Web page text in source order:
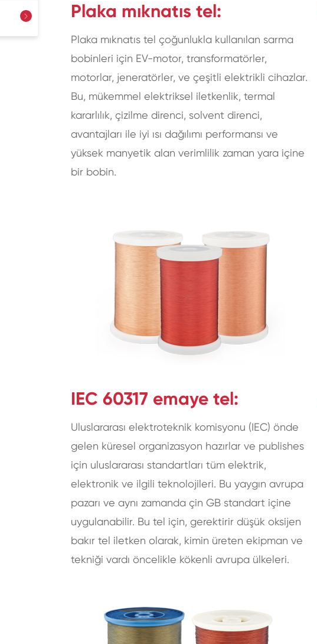
 Plaka mıknatıs tel:
Plaka mıknatıs tel çoğunlukla kullanılan sarma
bobinleri için EV-motor, transformatörler,
motorlar, jeneratörler, ve çeşitli elektrikli cihazlar.
Bu, mükemmel elektriksel iletkenlik, termal
kararlılık, çizilme direnci, solvent direnci,
avantajları ile iyi ısı dağılımı performansı ve
yüksek manyetik alan verimlilik zaman yara içine
bir bobin.
IEC 60317 emaye tel:
Uluslararası elektroteknik komisyonu (IEC) önde
gelen küresel organizasyon hazırlar ve publishes
için uluslararası standartları tüm elektrik,
elektronik ve ilgili teknolojileri. Bu yaygın avrupa
pazarı ve aynı zamanda çin GB standart içine
uygulanabilir. Bu tel için, gerektirir düşük oksijen
bakır tel iletken olarak, kimin üreten ekipman ve
tekniği vardı öncelikle kökenli avrupa ülkeleri.